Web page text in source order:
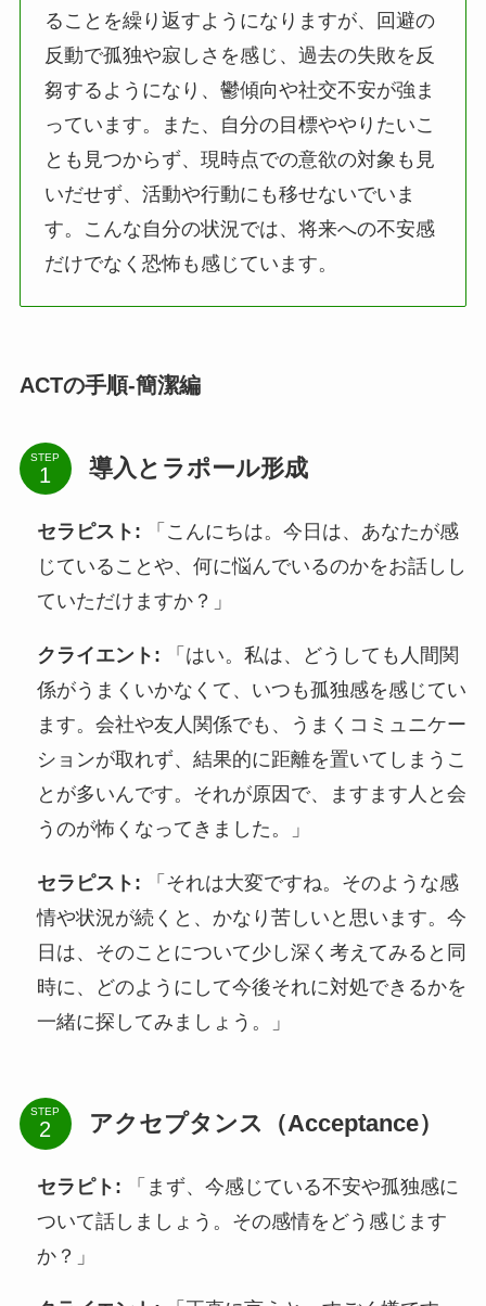
ることを繰り返すようになりますが、回避の
反動で孤独や寂しさを感じ、過去の失敗を反
芻するようになり、鬱傾向や社交不安が強ま
っています。また、自分の目標ややりたいこ
とも見つからず、現時点での意欲の対象も見
いだせず、活動や行動にも移せないでいま
す。こんな自分の状況では、将来への不安感
だけでなく恐怖も感じています。
ACTの手順-簡潔編
STEP 導入とラポール形成
セラピスト: 「こんにちは。今日は、あなたが感
じていることや、何に悩んでいるのかをお話しし
ていただけますか？」
クライエント: 「はい。私は、どうしても人間関
係がうまくいかなくて、いつも孤独感を感じてい
ます。会社や友人関係でも、うまくコミュニケー
ションが取れず、結果的に距離を置いてしまうこ
とが多いんです。それが原因で、ますます人と会
うのが怖くなってきました。」
セラピスト: 「それは大変ですね。そのような感
情や状況が続くと、かなり苦しいと思います。今
日は、そのことについて少し深く考えてみると同
時に、どのようにして今後それに対処できるかを
一緒に探してみましょう。」
STEP アクセプタンス（Acceptance）
セラピト: 「まず、今感じている不安や孤独感に
ついて話しましょう。その感情をどう感じます
か？」